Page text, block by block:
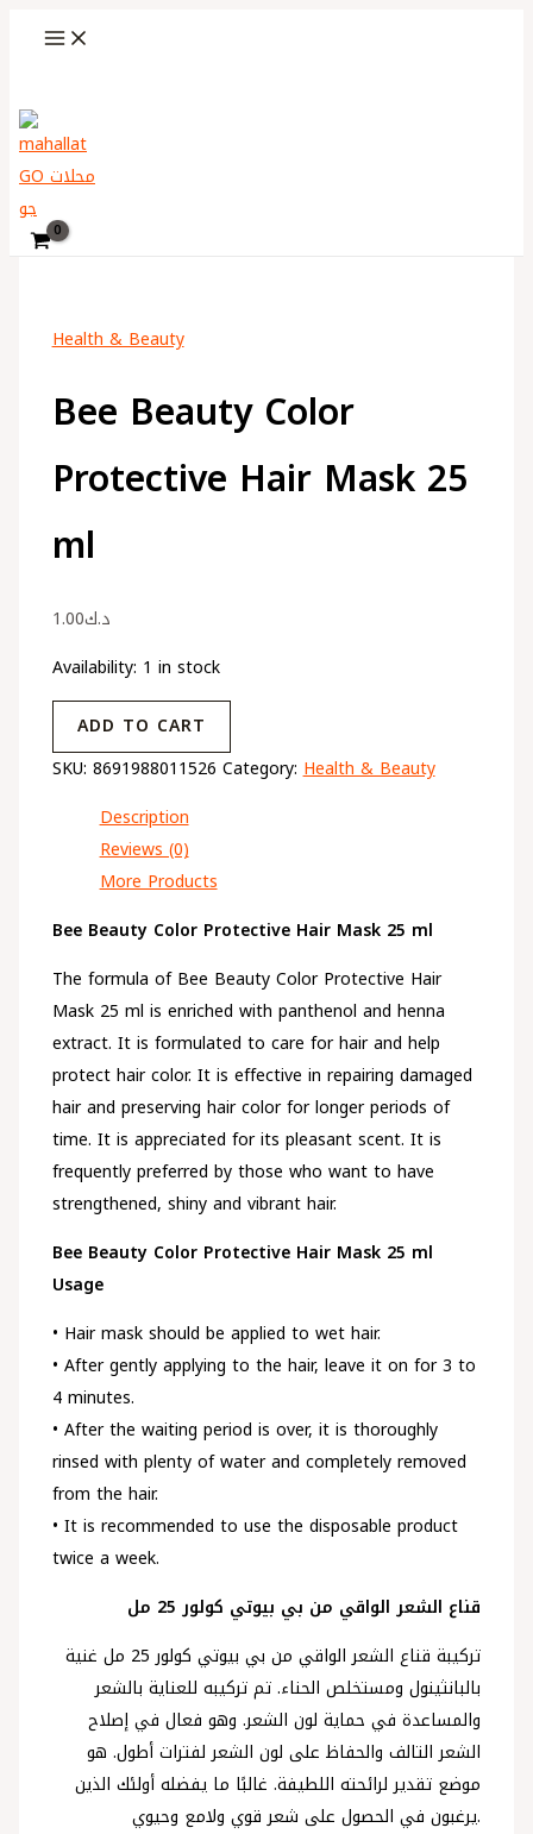
Health & Beauty
Bee Beauty Color
Protective Hair Mask 25
ml
د.ك1.00
Availability: 1 in stock
Beauty
Hair
Mask
ml
ADD TO CART
SKU: 8691988011526 Category:Health & Beauty
Description
Reviews (0)
More Products
Bee Beauty Color Protective Hair Mask 25 ml
The formula of Bee Beauty Color Protective Hair
Mask 25 ml is enriched with panthenol and henna
extract. It is formulated to care for hair and help
protect hair color. It is effective in repairing damaged
hair and preserving hair color for longer periods of
time. It is appreciated for its pleasant scent. It is
frequently preferred by those who want to have
strengthened, shiny and vibrant hair.
Bee Beauty Color Protective Hair Mask 25 ml
Usage
• Hair mask should be applied to wet hair.
• After gently applying to the hair, leave it on for 3 to
4 minutes.
• After the waiting period is over, it is thoroughly
rinsed with plenty of water and completely removed
from the hair.
• It is recommended to use the disposable product
twice a week.
قناع الشعر الواقي من بي بيوتي كولور 25 مل
تركيبة قناع الشعر الواقي من بي بيوتي كولور 25 مل غنية
بالبانثينول ومستخلص الحناء. تم تركيبه للعناية بالشعر
والمساعدة في حماية لون الشعر. وهو فعال في إصلاح
الشعر التالف والحفاظ على لون الشعر لفترات أطول. هو
موضع تقدير لرائحته اللطيفة. غالبًا ما يفضله أولئك الذين
يرغبون في الحصول على شعر قوي ولامع وحيوي.